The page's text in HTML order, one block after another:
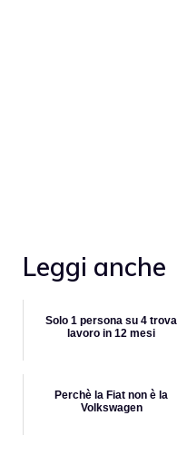
Leggi anche
Solo 1 persona su 4 trova
lavoro in 12 mesi
Perchè la Fiat non è la
Volkswagen